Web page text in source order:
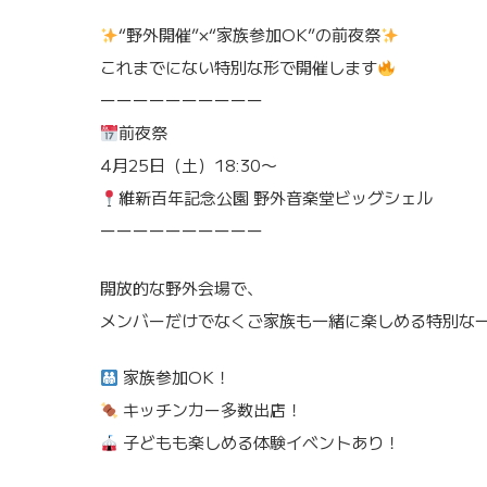
“野外開催”×“家族参加OK”の前夜祭
これまでにない特別な形で開催します
ーーーーーーーーーー
前夜祭
4月25日（土）18:30〜
維新百年記念公園 野外音楽堂ビッグシェル
ーーーーーーーーーー
開放的な野外会場で、
メンバーだけでなくご家族も一緒に楽しめる特別な
家族参加OK！
キッチンカー多数出店！
子どもも楽しめる体験イベントあり！